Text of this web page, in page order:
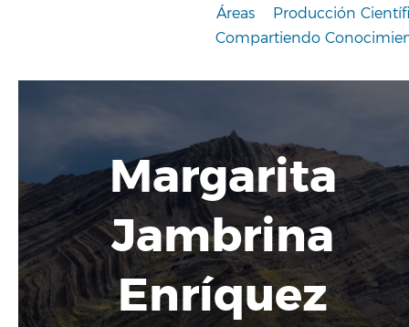
Áreas
Producción
Compartiendo
Margarita
Jambrina
Enríquez